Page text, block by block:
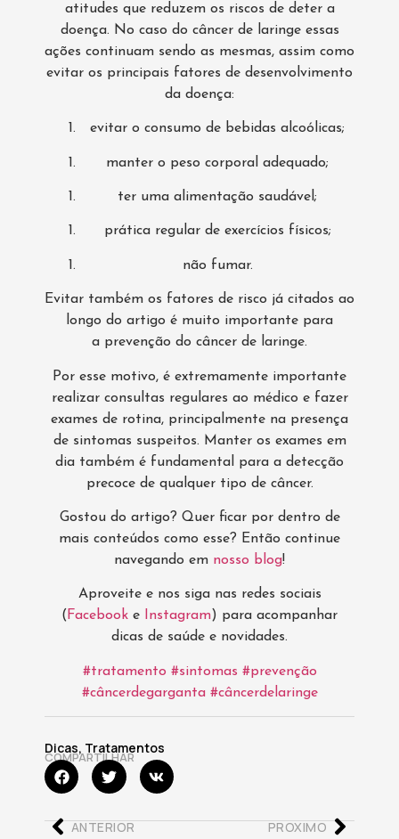
atitudes que reduzem os riscos de deter a
doença. No caso do câncer de laringe essas
ações continuam sendo as mesmas, assim como
evitar os principais fatores de desenvolvimento
da doença:
evitar o consumo de bebidas alcoólicas;
manter o peso corporal adequado;
ter uma alimentação saudável;
prática regular de exercícios físicos;
não fumar.
Evitar também os fatores de risco já citados ao
longo do artigo é muito importante para
a prevenção do câncer de laringe.
Por esse motivo, é extremamente importante
realizar consultas regulares ao médico e fazer
exames de rotina, principalmente na presença
de sintomas suspeitos. Manter os exames em
dia também é fundamental para a detecção
precoce de qualquer tipo de câncer.
Gostou do artigo? Quer ficar por dentro de
mais conteúdos como esse? Então continue
navegando em nosso blog!
Aproveite e nos siga nas redes sociais
(Facebook e Instagram) para acompanhar
dicas de saúde e novidades.
#tratamento #sintomas #prevenção
#câncerdegarganta #câncerdelaringe
Dicas, Tratamentos
COMPARTILHAR
ANTERIOR PROXIMO